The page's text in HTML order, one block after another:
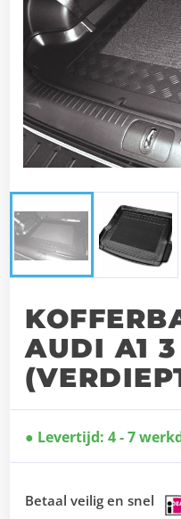
AUDI A1 3
Levertijd: 4 - 7
Betaal veilig en snel